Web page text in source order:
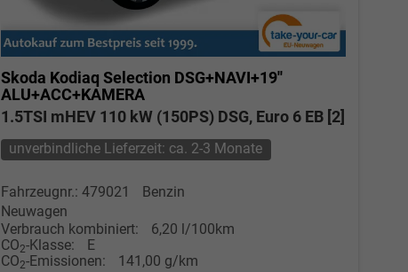
Skoda Kodiaq Selection DSG+NAVI+19''
ALU+ACC+KAMERA
1.5TSI mHEV 110 kW (150PS) DSG, Euro 6 EB [2]
unverbindliche Lieferzeit: ca. 2-3 Monate
Fahrzeugnr.: 479021
Benzin
Neuwagen
Verbrauch kombiniert:
6,20 l/100km
CO2-Klasse:
E
CO2-Emissionen: 141,00 g/km